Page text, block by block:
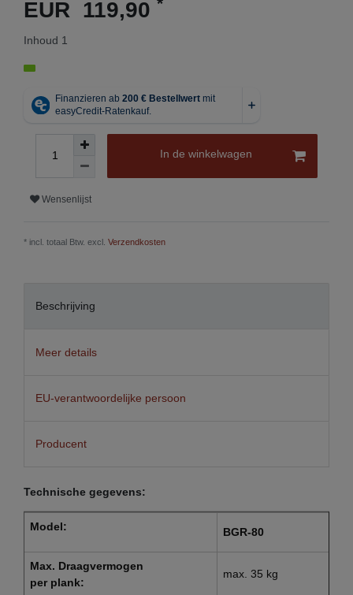
EUR 119,90
Inhoud 1
In de winkelwagen
Wensenlijst
* incl. totaal Btw. excl. Verzendkosten
Beschrijving
Meer details
EU-verantwoordelijke persoon
Producent
Technische gegevens:
Model: BGR-80
Max. Draagvermogen
per plank:
max. 35 kg